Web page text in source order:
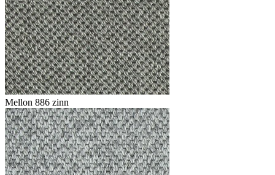
Mellon 886 zinn